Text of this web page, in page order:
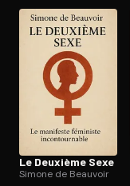
Le Deuxième Sexe
Simone de Beauvoir